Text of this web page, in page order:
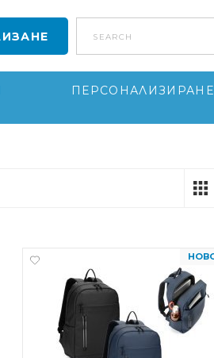
search
ПЕРСОНАЛИЗИРАНЕ